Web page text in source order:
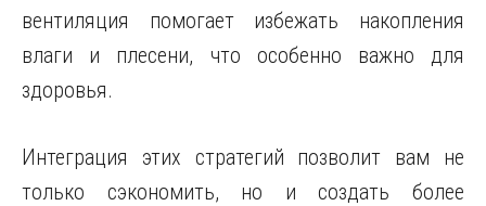
вентиляция помогает избежать накопления
влаги и плесени, что особенно важно для
здоровья.
Интеграция этих стратегий позволит вам не
только сэкономить, но и создать более